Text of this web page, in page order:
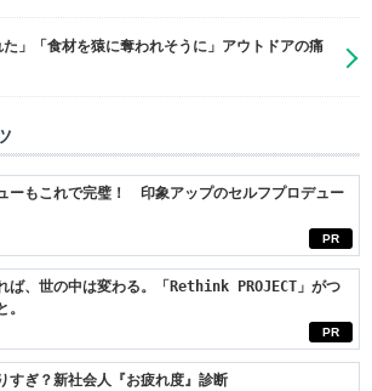
た」「食材を猿に奪われそうに」アウトドアの痛
PR
ーもこれで完璧！ 印象アップのセルフプロデュー
PR
ば、世の中は変わる。「Rethink PROJECT」がつ
すぎ？新社会人『お疲れ度』診断